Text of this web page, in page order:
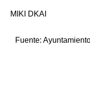
MIKI DKAI
Fuente: